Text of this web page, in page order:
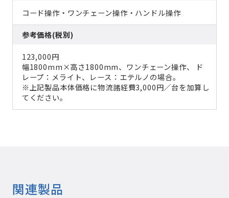
コード操作・ワンチェーン操作・ハンドル操作
参考価格(税別)
123,000円
幅1800mm×高さ1800mm、ワンチェーン操作、 ド
レープ：メライト、レース：エテルノの場合。
※上記製品本体価格に物流諸経費3,000円／台を加算し
てください。
関連製品